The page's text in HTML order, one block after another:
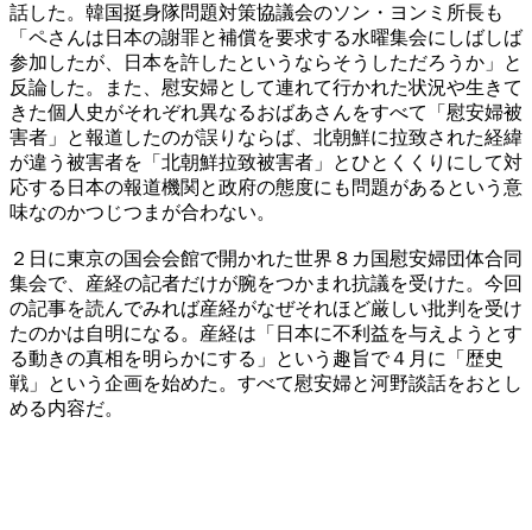
話した。韓国挺身隊問題対策協議会のソン・ヨンミ所長も
「ペさんは日本の謝罪と補償を要求する水曜集会にしばしば
参加したが、日本を許したというならそうしただろうか」と
反論した。また、慰安婦として連れて行かれた状況や生きて
きた個人史がそれぞれ異なるおばあさんをすべて「慰安婦被
害者」と報道したのが誤りならば、北朝鮮に拉致された経緯
が違う被害者を「北朝鮮拉致被害者」とひとくくりにして対
応する日本の報道機関と政府の態度にも問題があるという意
味なのかつじつまが合わない。
２日に東京の国会会館で開かれた世界８カ国慰安婦団体合同
集会で、産経の記者だけが腕をつかまれ抗議を受けた。今回
の記事を読んでみれば産経がなぜそれほど厳しい批判を受け
たのかは自明になる。産経は「日本に不利益を与えようとす
る動きの真相を明らかにする」という趣旨で４月に「歴史
戦」という企画を始めた。すべて慰安婦と河野談話をおとし
める内容だ。